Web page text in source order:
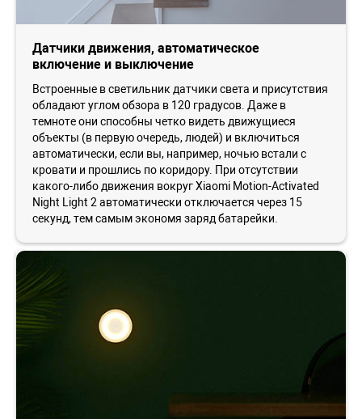
Датчики движения, автоматическое
включение и выключение
Встроенные в светильник датчики света и присутствия
обладают углом обзора в 120 градусов. Даже в
темноте они способны четко видеть движущиеся
объекты (в первую очередь, людей) и включиться
автоматически, если вы, например, ночью встали с
кровати и прошлись по коридору. При отсутствии
какого-либо движения вокруг Xiaomi Motion-Activated
Night Light 2 автоматически отключается через 15
секунд, тем самым экономя заряд батарейки.